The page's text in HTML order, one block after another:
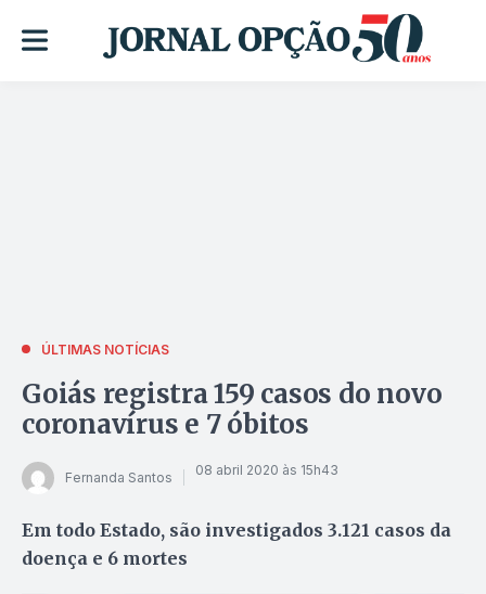
ÚLTIMAS NOTÍCIAS
Goiás registra 159 casos do novo
coronavírus e 7 óbitos
Fernanda Santos 08 abril 2020 às 15h43
Em todo Estado, são investigados 3.121 casos da
doença e 6 mortes